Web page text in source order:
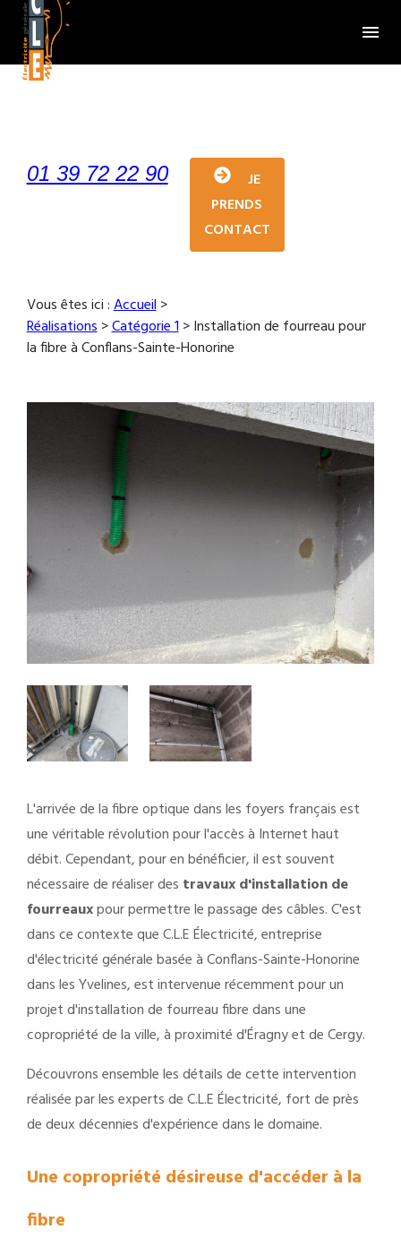
menu
01 39 72 22 90
JE
PRENDS
CONTACT
Vous êtes ici :Accueil>
Réalisations>Catégorie 1>Installation de fourreau pour
la fibre à Conflans-Sainte-Honorine
L'arrivée de la fibre optique dans les foyers français est
une véritable révolution pour l'accès à Internet haut
débit. Cependant, pour en bénéficier, il est souvent
nécessaire de réaliser des travaux d'installation de
fourreauxpour permettre le passage des câbles. C'est
dans ce contexte que C.L.E Électricité, entreprise
d'électricité générale basée à Conflans-Sainte-Honorine
dans les Yvelines, est intervenue récemment pour un
projet d'installation de fourreau fibre dans une
copropriété de la ville, à proximité d'Éragny et de Cergy.
Découvrons ensemble les détails de cette intervention
réalisée par les experts de C.L.E Électricité, fort de près
de deux décennies d'expérience dans le domaine.
Une copropriété désireuse d'accéder à la
fibre
Panneau de gestion des cookies